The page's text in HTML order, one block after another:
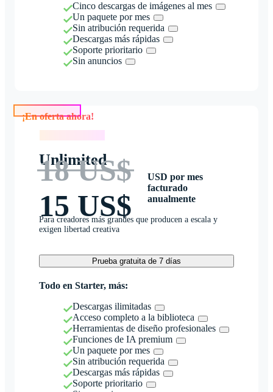
Cinco descargas de imágenes al mes
Un paquete por mes
Sin atribución requerida
Descargas más rápidas
Soporte prioritario
Sin anuncios
Unlimited
18 US$
15 US$
USD por mes
facturado
anualmente
Para creadores más grandes que producen a escala y
exigen libertad creativa
Prueba gratuita de 7 días
Todo en Starter, más:
Descargas ilimitadas
Acceso completo a la biblioteca
Herramientas de diseño profesionales
Funciones de IA premium
Un paquete por mes
Sin atribución requerida
Descargas más rápidas
Soporte prioritario